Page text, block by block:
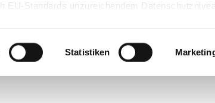
EU-Standards unzureichendem
Statistiken
Ihre Fragen und helfen Sie mit Ihrem Wissen anderen